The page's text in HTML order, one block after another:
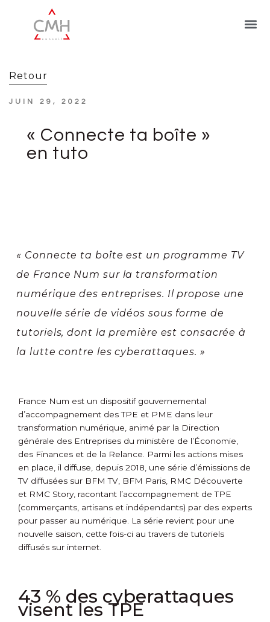
Retour
JUIN 29, 2022
« Connecte ta boîte »
en tuto
« Connecte ta boîte est un programme TV
de France Num sur la transformation
numérique des entreprises. Il propose une
nouvelle série de vidéos sous forme de
tutoriels, dont la première est consacrée à
la lutte contre les cyberattaques. »
France Num est un dispositif gouvernemental
d’accompagnement des TPE et PME dans leur
transformation numérique, animé par la Direction
générale des Entreprises du ministère de l’Économie,
des Finances et de la Relance. Parmi les actions mises
en place, il diffuse, depuis 2018, une série d’émissions de
TV diffusées sur BFM TV, BFM Paris, RMC Découverte
et RMC Story, racontant l’accompagnement de TPE
(commerçants, artisans et indépendants) par des experts
pour passer au numérique. La série revient pour une
nouvelle saison, cette fois-ci au travers de tutoriels
diffusés sur internet.
43 % des cyberattaques
visent les TPE